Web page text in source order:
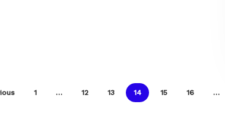
1 … 12 13 14 15 16 …